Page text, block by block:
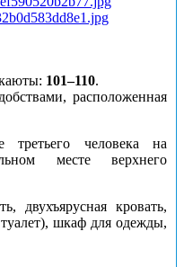
101–110.
расположенная
третьего человека на
месте верхнего
двухъярусная кровать,
шкаф для одежды,